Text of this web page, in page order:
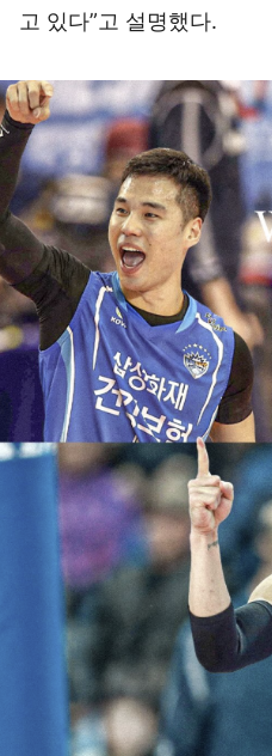
고 있다”고 설명했다.